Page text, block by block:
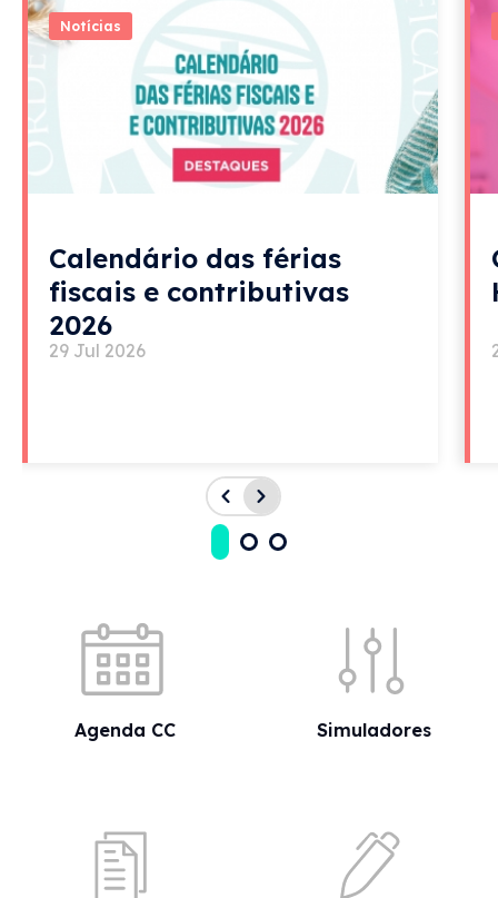
Notícias
Calendário das férias
fiscais e contributivas
2026
29 Jul 2026
Agenda CC Simuladores